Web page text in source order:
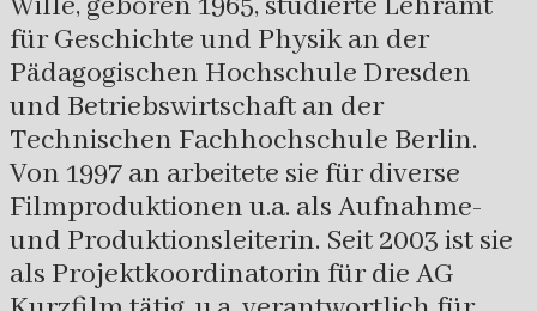
für Geschichte und Physik an der
Pädagogischen Hochschule Dresden
und Betriebswirtschaft an der
Technischen Fachhochschule Berlin.
Von 1997 an arbeitete sie für diverse
Filmproduktionen u.a. als Aufnahme-
und Produktionsleiterin. Seit 2003 ist sie
als Projektkoordinatorin für die AG